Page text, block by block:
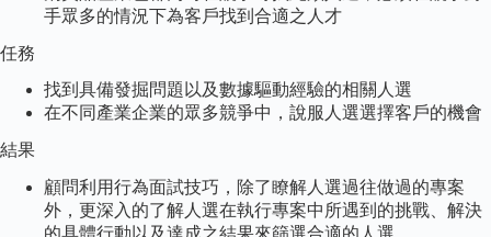
手眾多的情況下為客戶找到合適之人才
任務
找到具備發掘問題以及數據驅動經驗的相關人選
在不同產業企業的眾多競爭中，說服人選選擇客戶的機會
結果
顧問利用行為面試技巧，除了瞭解人選過往做過的專案
外，更深入的了解人選在執行專案中所遇到的挑戰、解決
的具體行動以及達成之結果來篩選合適的人選